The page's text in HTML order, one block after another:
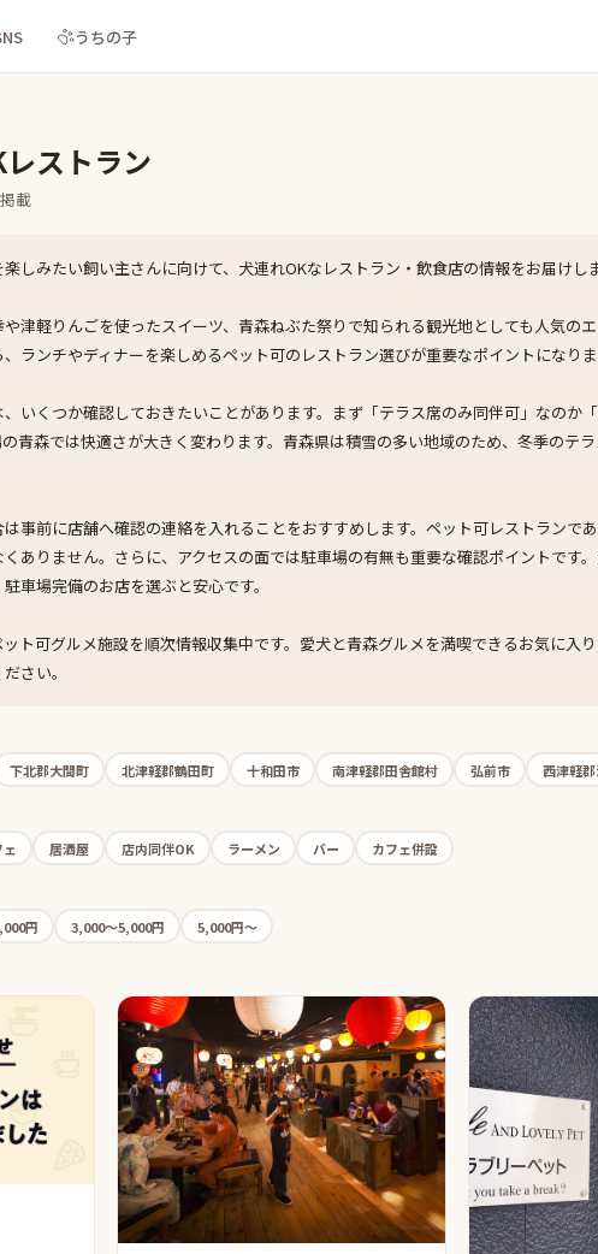
うちの子
ストラン
載
しみたい飼い主さんに向けて、犬連れOKなレストラン・飲食店の情報をお届けしま
津軽りんごを使ったスイーツ、青森ねぶた祭りで知られる観光地としても人気の
ランチやディナーを楽しめるペット可のレストラン選びが重要なポイントになりま
いくつか確認しておきたいことがあります。まず「テラス席のみ同伴可」なのか
青森では快適さが大きく変わります。青森県は積雪の多い地域のため、冬季のテ
事前に店舗へ確認の連絡を入れることをおすすめします。ペット可レストランで
ありません。さらに、アクセスの面では駐車場の有無も重要な確認ポイントです
車場完備のお店を選ぶと安心です。
ト可グルメ施設を順次情報収集中です。愛犬と青森グルメを満喫できるお気に入
さい。
下北郡大間町 北津軽郡鶴田町 十和田市 南津軽郡田舎館村 弘前市 西津軽
居酒屋 店内同伴OK ラーメン バー カフェ併設
円 3,000〜5,000円 5,000円〜